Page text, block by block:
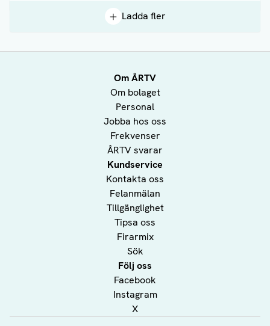
Ladda fler
Om ÅRTV
Om bolaget
Personal
Jobba hos oss
Frekvenser
ÅRTV svarar
Kundservice
Kontakta oss
Felanmälan
Tillgänglighet
Tipsa oss
Firarmix
Sök
Följ oss
Facebook
Instagram
X